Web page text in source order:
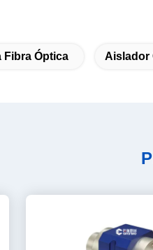
Fibra Óptica Aislador